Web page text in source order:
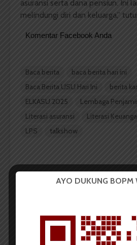
asuransi serta dana pensiun. Ini
melindungi diri dan keluarga,”
Komentar Facebook Anda
Baca berita
baca berita hari ini
Baca Berita USU Hari Ini
berita
ELKASU 2025
Lembaga
Literasi asuransi
Literasi
LPS
talkshow
Redaksi
AYO DUKUNG BOPM